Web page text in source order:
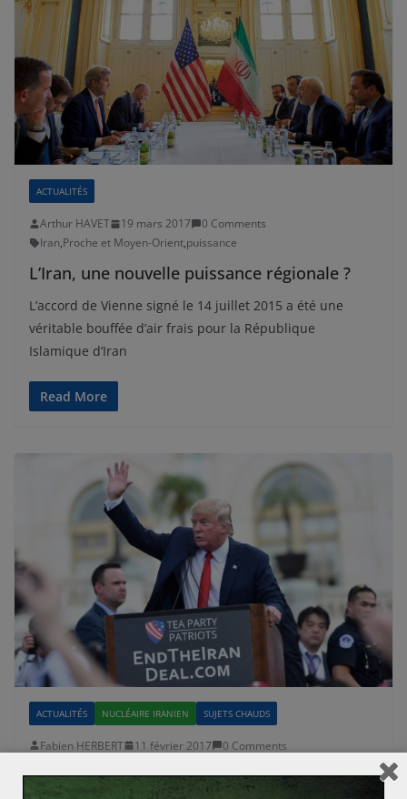
ACTUALITÉS
Arthur HAVET 19 mars 2017
0 Comments
Iran,Proche et Moyen-Orient,puissance
L’Iran, une nouvelle puissance régionale ?
L’accord de Vienne signé le 14 juillet 2015 a été une
véritable bouffée d’air frais pour la République
Islamique d’Iran
Read More
ACTUALITÉS NUCLÉAIRE IRANIEN SUJETS CHAUDS
Fabien HERBERT 11 février 2017
0 Comments